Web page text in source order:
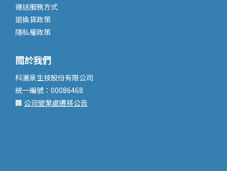
運送服務方式
退換貨政策
隱私權政策
關於我們
科滙泉生技股份有限公司
統一編號：00086468
🏢 公司營業處遷移公告